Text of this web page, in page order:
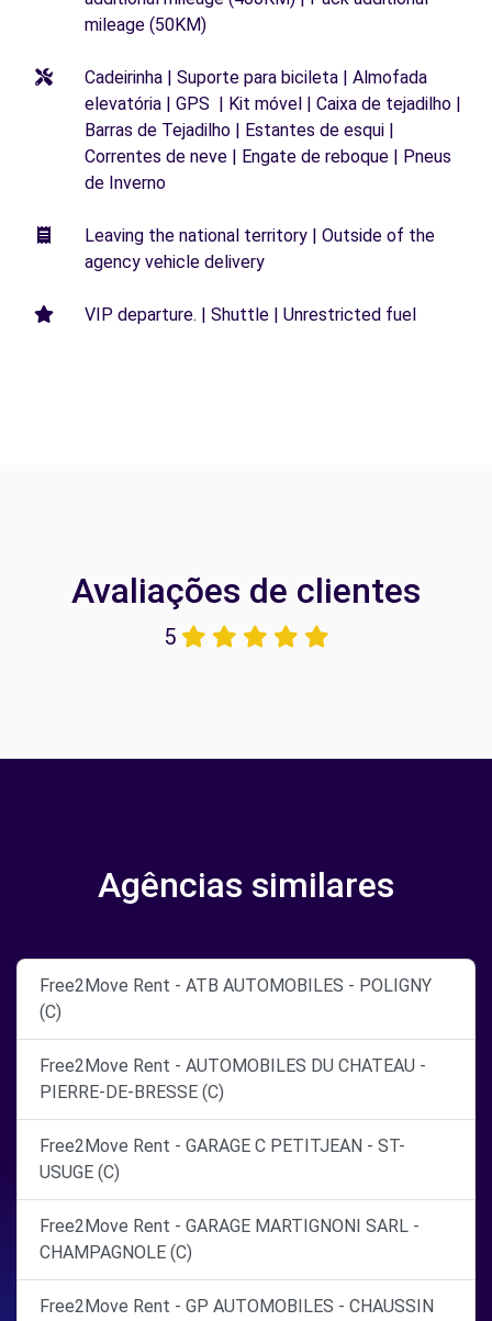
mileage (50KM)
Cadeirinha | Suporte para bicileta | Almofada
elevatória | GPS | Kit móvel | Caixa de tejadilho |
Barras de Tejadilho | Estantes de esqui |
Correntes de neve | Engate de reboque | Pneus
de Inverno
Leaving the national territory | Outside of the
agency vehicle delivery
VIP departure. | Shuttle | Unrestricted fuel
Avaliações de clientes
5
Agências similares
Free2Move Rent - ATB AUTOMOBILES - POLIGNY
(C)
Free2Move Rent - AUTOMOBILES DU CHATEAU -
PIERRE-DE-BRESSE (C)
Free2Move Rent - GARAGE C PETITJEAN - ST-
USUGE (C)
Free2Move Rent - GARAGE MARTIGNONI SARL -
CHAMPAGNOLE (C)
Free2Move Rent - GP AUTOMOBILES - CHAUSSIN